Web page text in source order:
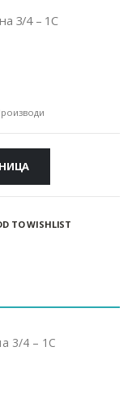
3/4 – 1C
TO WISHLIST
3/4 – 1C